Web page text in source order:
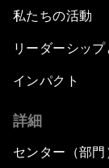
私たちの活動
リーダーシッ
インパクト
詳細
センター（部門